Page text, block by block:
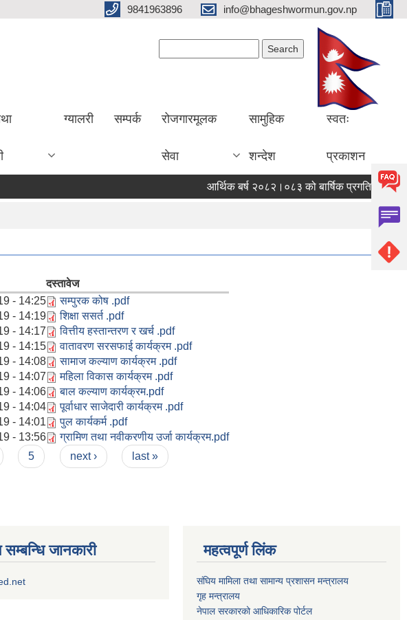
9841963896 info@bhageshwormun.gov.np
ग्यालरी सम्पर्क रोजगारमूलक
सेवा
सामुहिक
शन्देश
स्वतः
प्रकाशन
आर्थिक बर्ष २०८२।०८३ को बार्षिक प्रगति सार्वजनिक
दस्तावेज
- 14:25 सम्पुरक कोष .pdf
- 14:19 शिक्षा ससर्त .pdf
- 14:17 वित्तीय हस्तान्तरण र खर्च .pdf
- 14:15 वातावरण सरसफाई कार्यक्रम .pdf
- 14:08 सामाज कल्याण कार्यक्रम .pdf
- 14:07 महिला विकास कार्यक्रम .pdf
- 14:06 बाल कल्याण कार्यक्रम.pdf
- 14:04 पूर्वाधार साजेदारी कार्यक्रम .pdf
- 14:01 पुल कार्यकर्म .pdf
- 13:56 ग्रामिण तथा नवीकरणीय उर्जा कार्यक्रम.pdf
5 next › last »
जानकारी महत्वपूर्ण लिंक
संघिय मामिला तथा सामान्य प्रशासन मन्त्रालय
गृह मन्त्रालय
नेपाल सरकारको आधिकारिक पोर्टल